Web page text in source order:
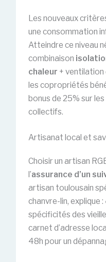
Les nouveaux
une consommation
Atteindre ce niveau
combinaison
chaleur + ventilation
les copropriétés
bonus de 25% sur
collectifs.
Artisanat local et
Choisir un artisan
l’assurance d’un
artisan toulousain
chanvre-lin, explique :
spécificités des
carnet d’adresse
48h pour un